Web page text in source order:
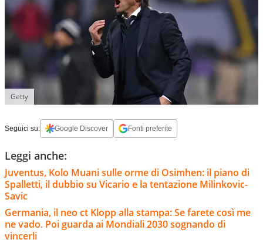
Getty
Seguici su: Google Discover Fonti preferite
Leggi anche:
Juventus, Kolo Muani sulle orme di Osimhen: il piano di
Spalletti, il dubbio su Vicario e la tentazione Milinkovic-
Savic
Germania, il neo ct Klopp alla stampa: Se farete così me
ne vado. Poi guarda ai Mondiali 2030 sognando di
vincerli